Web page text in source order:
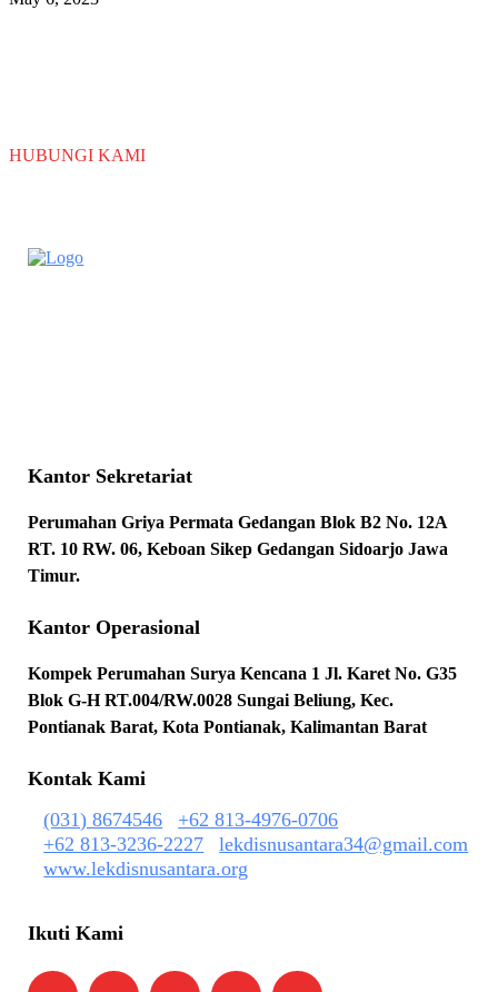
HUBUNGI KAMI
Kantor Sekretariat
Perumahan Griya Permata Gedangan Blok B2 No. 12A
RT. 10 RW. 06, Keboan Sikep Gedangan Sidoarjo Jawa
Timur.
Kantor Operasional
Kompek Perumahan Surya Kencana 1 Jl. Karet No. G35
Blok G-H RT.004/RW.0028 Sungai Beliung, Kec.
Pontianak Barat, Kota Pontianak, Kalimantan Barat
Kontak Kami
(031) 8674546
+62 813-4976-0706
+62 813-3236-2227
lekdisnusantara34@gmail.com
www.lekdisnusantara.org
Ikuti Kami